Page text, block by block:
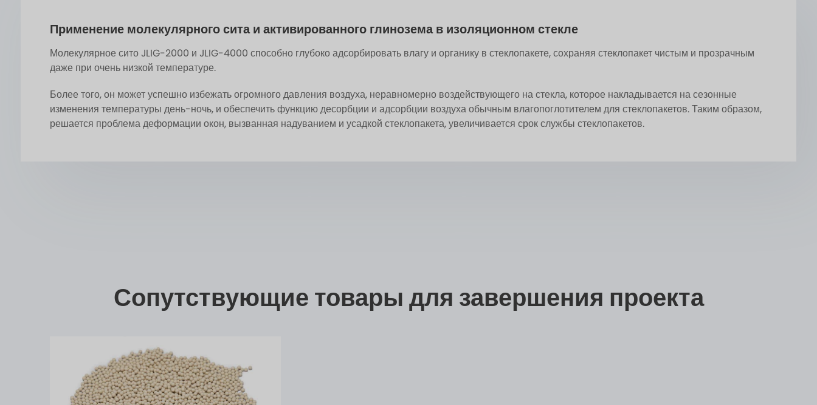
Применение молекулярного сита и активированного глинозема в изоляционном стекле
Молекулярное сито JLIG-2000 и JLIG-4000 способно глубоко адсорбировать влагу и органику в стеклопакете, сохраняя стеклопакет чистым и прозрачным
даже при очень низкой температуре.
Более того, он может успешно избежать огромного давления воздуха, неравномерно воздействующего на стекла, которое накладывается на сезонные
изменения температуры день-ночь, и обеспечить функцию десорбции и адсорбции воздуха обычным влагопоглотителем для стеклопакетов. Таким образом,
решается проблема деформации окон, вызванная надуванием и усадкой стеклопакета, увеличивается срок службы стеклопакетов.
Сопутствующие товары для завершения проекта